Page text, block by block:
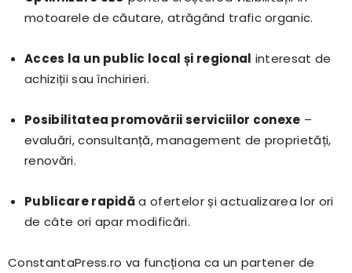
motoarele de căutare, atrăgând trafic organic.
Acces la un public local și regional interesat de
achiziții sau închirieri.
Posibilitatea promovării serviciilor conexe –
evaluări, consultanță, management de proprietăți,
renovări.
Publicare rapidăa ofertelor și actualizarea lor ori
de câte ori apar modificări.
ConstantaPress.ro va funcționa ca un partener de